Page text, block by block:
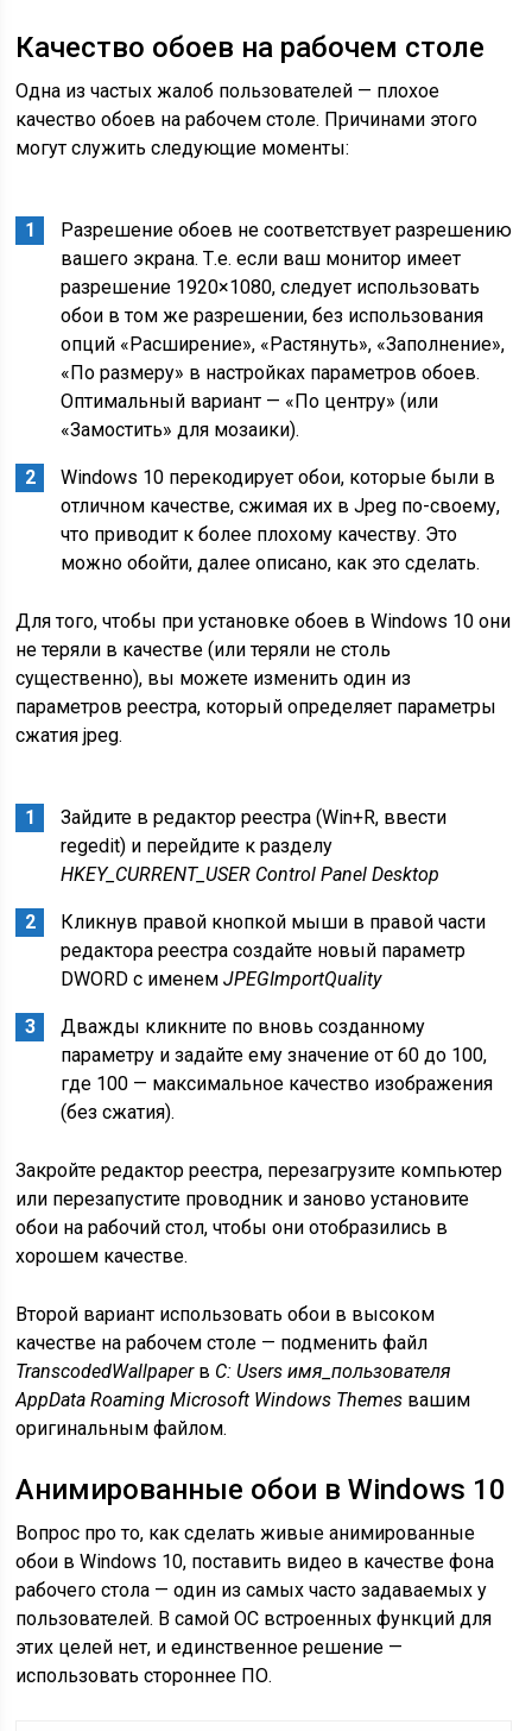
Качество обоев на рабочем столе
Одна из частых жалоб пользователей — плохое
качество обоев на рабочем столе. Причинами этого
могут служить следующие моменты:
Разрешение обоев не соответствует разрешению
вашего экрана. Т.е. если ваш монитор имеет
разрешение 1920×1080, следует использовать
обои в том же разрешении, без использования
опций «Расширение», «Растянуть», «Заполнение»,
«По размеру» в настройках параметров обоев.
Оптимальный вариант — «По центру» (или
«Замостить» для мозаики).
Windows 10 перекодирует обои, которые были в
отличном качестве, сжимая их в Jpeg по-своему,
что приводит к более плохому качеству. Это
можно обойти, далее описано, как это сделать.
Для того, чтобы при установке обоев в Windows 10 они
не теряли в качестве (или теряли не столь
существенно), вы можете изменить один из
параметров реестра, который определяет параметры
сжатия jpeg.
Зайдите в редактор реестра (Win+R, ввести
regedit) и перейдите к разделу
HKEY_CURRENT_USER Control Panel Desktop
Кликнув правой кнопкой мыши в правой части
редактора реестра создайте новый параметр
DWORD с именемJPEGImportQuality
Дважды кликните по вновь созданному
параметру и задайте ему значение от 60 до 100,
где 100 — максимальное качество изображения
(без сжатия).
Закройте редактор реестра, перезагрузите компьютер
или перезапустите проводник и заново установите
обои на рабочий стол, чтобы они отобразились в
хорошем качестве.
Второй вариант использовать обои в высоком
качестве на рабочем столе — подменить файл
TranscodedWallpaperв C: Users имя_пользователя
AppData Roaming Microsoft Windows Themes вашим
оригинальным файлом.
Анимированные обои в Windows 10
Вопрос про то, как сделать живые анимированные
обои в Windows 10, поставить видео в качестве фона
рабочего стола — один из самых часто задаваемых у
пользователей. В самой ОС встроенных функций для
этих целей нет, и единственное решение —
использовать стороннее ПО.